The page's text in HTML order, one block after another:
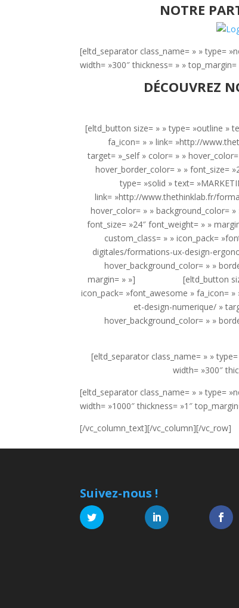
NOTRE
[eltd_separator class_name= » » type=
width= »300″ thickness= » »
DÉCOUVREZ
[eltd_button size= » » type= »outline »
fa_icon= » » link= »http://
target= »_self » color= » »
hover_border_color= » »
type= »solid » text=
link= »http://www.thethinklab.fr/
hover_color= » » background_color=
font_size= »24″ font_weight= » »
custom_class= » » icon_pack=
digitales/formations-ux-design-
hover_background_color= » »
margin= » »] [eltd_button size= » »
icon_pack= »font_awesome » fa_icon=
et-design-numerique/ »
hover_background_color= » »
[eltd_separator class_name= » »
width= »300″
[eltd_separator class_name= » » type=
width= »1000″ thickness= »1″
[/vc_column_text][/vc_column][/vc_row]
Suivez-nous !